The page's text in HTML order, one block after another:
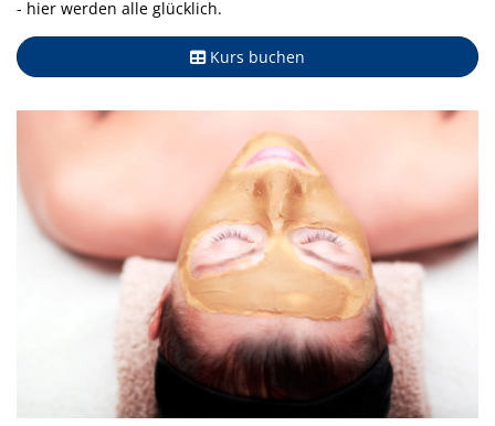
- hier werden alle glücklich.
Kurs buchen